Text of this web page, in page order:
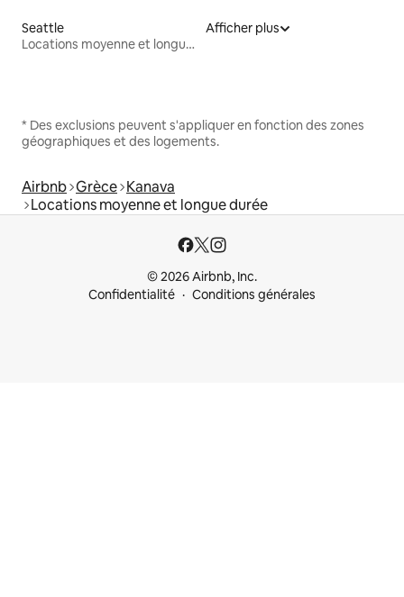
Seattle
Locations moyenne et longue durée
Afficher plus
* Des exclusions peuvent s'appliquer en fonction des zones
géographiques et des logements.
Airbnb Grèce Kanava
Locations moyenne et longue durée
© 2026 Airbnb, Inc.
Confidentialité
Conditions générales